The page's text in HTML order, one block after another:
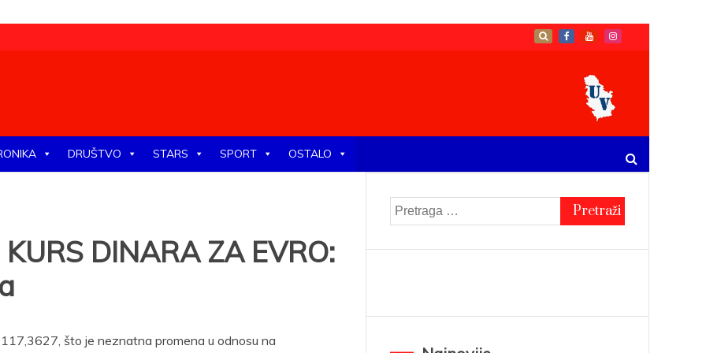
DRUŠTVO STARS SPORT OSTALO
KURS DINARA ZA EVRO:
što je neznatna promena u odnosu na
Pretraga
za: